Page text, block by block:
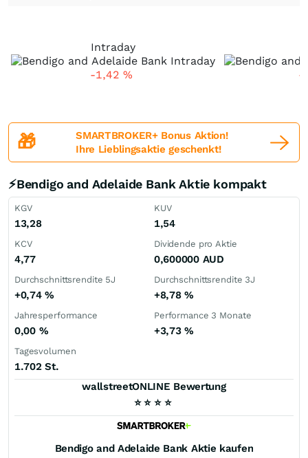
Intraday
-1,42 % -
🎁
SMARTBROKER+ Bonus Aktion!
Ihre Lieblingsaktie geschenkt!
⚡Bendigo and Adelaide Bank Aktie kompakt
KGV
13,28
KUV
1,54
KCV
4,77
Dividende pro Aktie
0,600000 AUD
Durchschnittsrendite 5J
+0,74%
Durchschnittsrendite 3J
+8,78%
Jahresperformance
0,00 %
Performance 3 Monate
+3,73%
Tagesvolumen
1.702 St.
wallstreetONLINE Bewertung
⭐ ⭐ ⭐ ⭐
Bendigo and Adelaide Bank Aktie kaufen